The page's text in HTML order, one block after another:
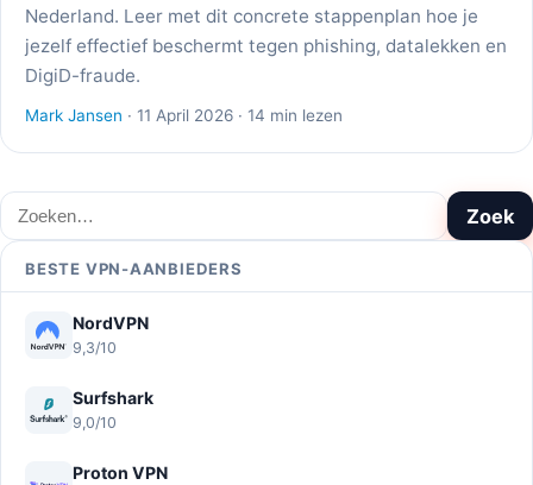
Nederland. Leer met dit concrete stappenplan hoe je
jezelf effectief beschermt tegen phishing, datalekken en
DigiD-fraude.
Mark Jansen · 11 April 2026 · 14 min lezen
Zoeken Zoek
BESTE VPN-AANBIEDERS
NordVPN
9,3/10
Surfshark
9,0/10
Proton VPN